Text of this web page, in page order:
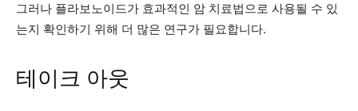
그러나 플라보노이드가 효과적인 암 치료법으로 사용될 수 있
는지 확인하기 위해 더 많은 연구가 필요합니다.
테이크 아웃